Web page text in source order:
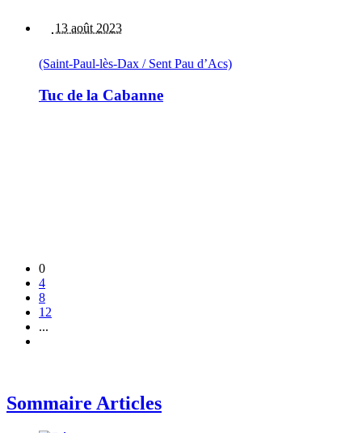
13 août 2023
(Saint-Paul-lès-Dax / Sent Pau d’Acs)
Tuc de la Cabanne
0
4
8
12
...
Sommaire Articles